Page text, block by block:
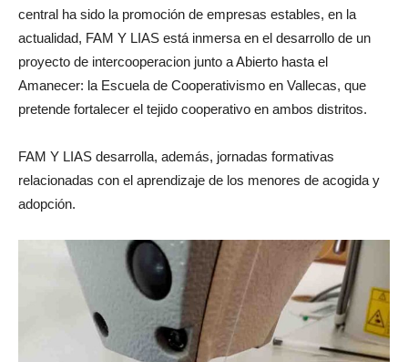
central ha sido la promoción de empresas estables, en la
actualidad, FAM Y LIAS está inmersa en el desarrollo de un
proyecto de intercooperacion junto a Abierto hasta el
Amanecer: la Escuela de Cooperativismo en Vallecas, que
pretende fortalecer el tejido cooperativo en ambos distritos.
FAM Y LIAS desarrolla, además, jornadas formativas
relacionadas con el aprendizaje de los menores de acogida y
adopción.